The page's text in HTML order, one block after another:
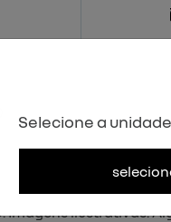
garantia e
ilustrativas.
Selecione a